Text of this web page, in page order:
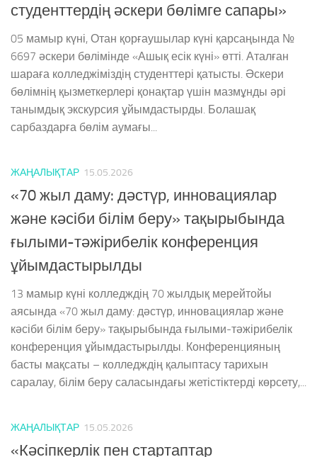
студенттердің әскери бөлімге сапары»
05 мамыр күні, Отан қорғаушылар күні қарсаңында №
6697 әскери бөлімінде «Ашық есік күні» өтті. Аталған
шараға колледжіміздің студенттері қатысты. Әскери
бөлімнің қызметкерлері қонақтар үшін мазмұнды әрі
танымдық экскурсия ұйымдастырды. Болашақ
сарбаздарға бөлім аумағы...
ЖАҢАЛЫҚТАР 15.05.2026
«70 жыл даму: дәстүр, инновациялар
және кәсіби білім беру» тақырыбында
ғылыми-тәжірибелік конференция
ұйымдастырылды
13 мамыр күні колледждің 70 жылдық мерейтойы
аясында «70 жыл даму: дәстүр, инновациялар және
кәсіби білім беру» тақырыбында ғылыми-тәжірибелік
конференция ұйымдастырылды. Конференцияның
басты мақсаты – колледждің қалыптасу тарихын
саралау, білім беру саласындағы жетістіктерді көрсету,...
ЖАҢАЛЫҚТАР 15.05.2026
«Кәсіпкерлік пен стартаптар